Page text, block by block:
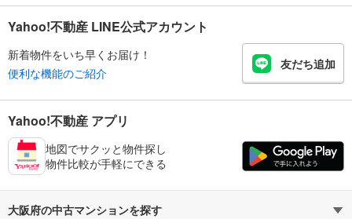
Yahoo!不動産 LINE公式アカウント
新着物件をいち早くお届け！
便利な機能のご紹介
友だち追加
Yahoo!不動産 アプリ
地図でサクッと物件探し
物件比較が手軽にできる
大阪府の中古マンションを探す